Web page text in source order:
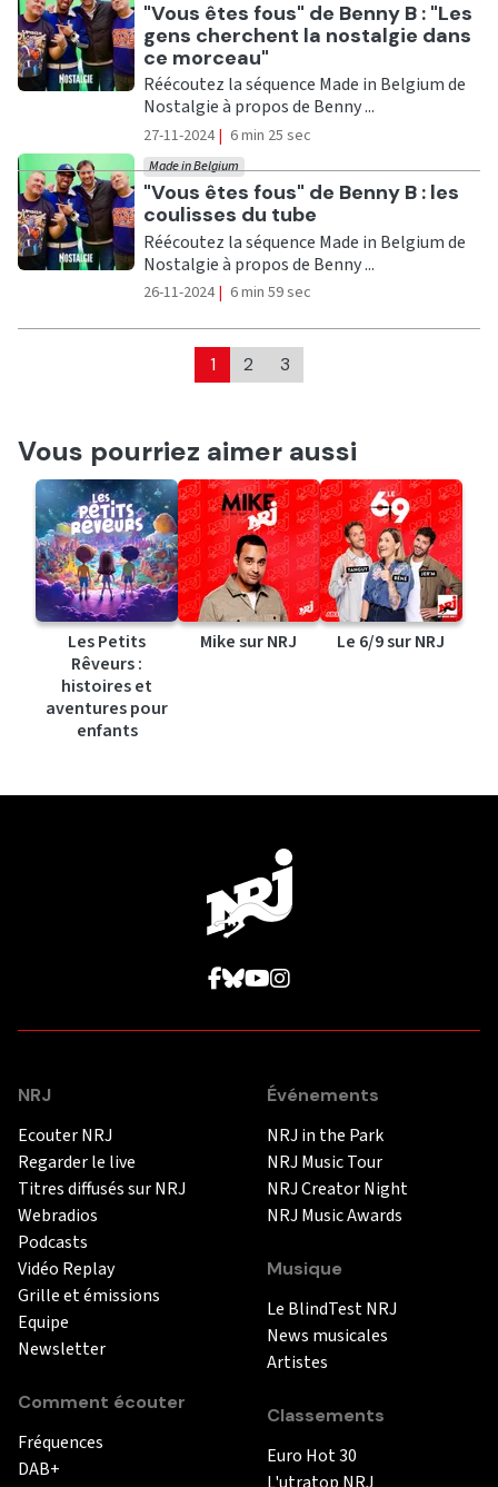
Ecouter
"Vous êtes fous" de Benny B : "Les
gens cherchent la nostalgie dans
ce morceau"
Réécoutez la séquence Made in Belgium de
Nostalgie à propos de Benny ...
27-11-2024 | 6 min 25 sec
Ecouter
"Vous êtes fous" de Benny B : les
coulisses du tube
Made in Belgium
Réécoutez la séquence Made in Belgium de
Nostalgie à propos de Benny ...
26-11-2024 | 6 min 59 sec
1 2 3
Vous pourriez aimer aussi
Les Petits
Rêveurs :
histoires et
aventures pour
enfants
Mike sur NRJ Le 6/9 sur NRJ
NRJ
Ecouter NRJ
Regarder le live
Titres diffusés sur NRJ
Webradios
Podcasts
Vidéo Replay
Grille et émissions
Equipe
Newsletter
Comment écouter
Fréquences
DAB+
Événements
NRJ in the Park
NRJ Music Tour
NRJ Creator Night
NRJ Music Awards
Musique
Le BlindTest NRJ
News musicales
Artistes
Classements
Euro Hot 30